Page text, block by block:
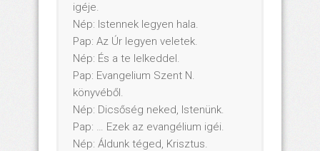
igéje.
Nép: Istennek legyen hala.
Pap: Az Úr legyen veletek.
Nép: És a te lelkeddel.
Pap: Evangelium Szent N.
könyvéből.
Nép: Dicsőség neked, Istenünk.
Pap: … Ezek az evangélium igéi.
Nép: Áldunk téged, Krisztus.